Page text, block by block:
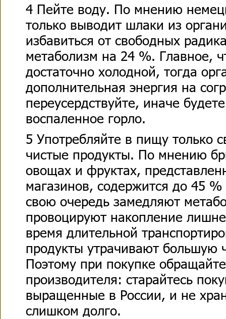
4 Пейте воду. По мнению
только выводит шлаки из
избавиться от свободных
метаболизм на 24 %. Главное,
достаточно холодной, тогда
дополнительная энергия на
переусердствуйте, иначе
воспаленное горло.
5 Употребляйте в пищу только
чистые продукты. По мнению
овощах и фруктах,
магазинов, содержится до 45
свою очередь замедляют
провоцируют накопление
время длительной
продукты утрачивают большую
Поэтому при покупке
производителя: старайтесь
выращенные в России, и не
слишком долго.